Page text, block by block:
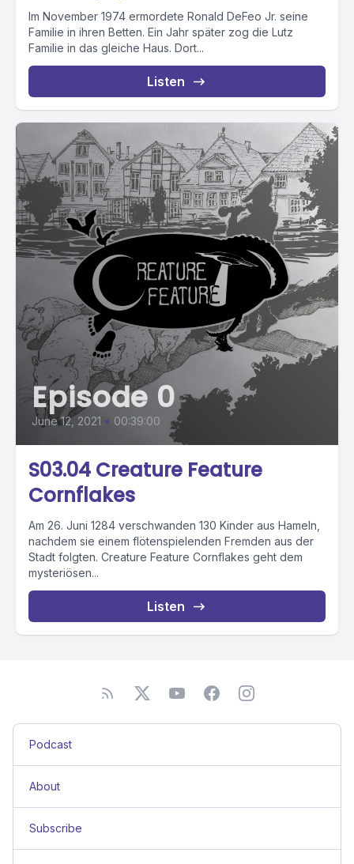
Im November 1974 ermordete Ronald DeFeo Jr. seine
Familie in ihren Betten. Ein Jahr später zog die Lutz
Familie in das gleiche Haus. Dort...
Listen
Episode 0
June 12, 2021 • 00:39:00
S03.04 Creature Feature
Cornflakes
Am 26. Juni 1284 verschwanden 130 Kinder aus Hameln,
nachdem sie einem flötenspielenden Fremden aus der
Stadt folgten. Creature Feature Cornflakes geht dem
mysteriösen...
Listen
Podcast
About
Subscribe